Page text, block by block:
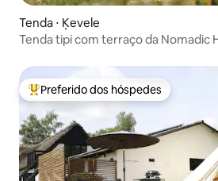
Tenda ⋅ Ķevele
Tenda tipi com terraço da Nomadic
Entre os melhores preferidos dos
Preferido dos hóspedes